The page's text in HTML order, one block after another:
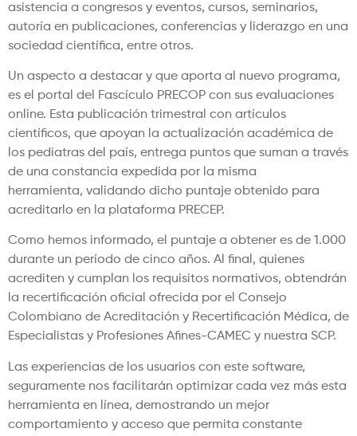
asistencia a congresos y eventos, cursos, seminarios,
autoría en publicaciones, conferencias y liderazgo en una
sociedad científica, entre otros.
Un aspecto a destacar y que aporta al nuevo programa,
es el portal del Fascículo PRECOP con sus evaluaciones
online. Esta publicación trimestral con artículos
científicos, que apoyan la actualización académica de
los pediatras del país, entrega puntos que suman a través
de una constancia expedida por la misma
herramienta, validando dicho puntaje obtenido para
acreditarlo en la plataforma PRECEP.
Como hemos informado, el puntaje a obtener es de 1.000
durante un período de cinco años. Al final, quienes
acrediten y cumplan los requisitos normativos, obtendrán
la recertificación oficial ofrecida por el Consejo
Colombiano de Acreditación y Recertificación Médica, de
Especialistas y Profesiones Afines-CAMEC y nuestra SCP.
Las experiencias de los usuarios con este software,
seguramente nos facilitarán optimizar cada vez más esta
herramienta en línea, demostrando un mejor
comportamiento y acceso que permita constante